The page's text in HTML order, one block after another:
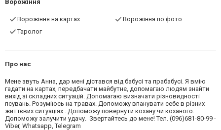
Ворожіння
Ворожіння на картах
Ворожіння по фото
Таролог
Про нас
Мене звуть Анна, дар мені дістався від бабусі та прабабусі. Я вмію
гадати на картах, передбачати майбутнє, допомагаю людям знайти
вихід зі складних ситуацій. Допомагаю визначати різновидності
псувань. Розуміюсь на травах. Допоможу впанувати себе в різних
життєвих ситуаціях . Допоможу повернути кохану чи коханого.
Допоможу залучити удачу. Звертайтесь до мене! Тел. (096)681-80-99 -
Viber, Whatsapp, Telegram